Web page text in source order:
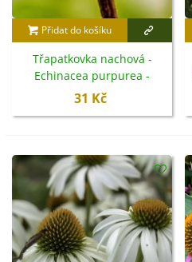
Přidat do košíku
Třapatkovka nachová -
Echinacea purpurea -
semena - 15 ks
31 Kč